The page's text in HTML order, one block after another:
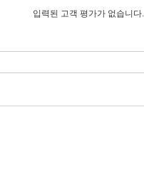
입력된 고객 평가가 없습니다.